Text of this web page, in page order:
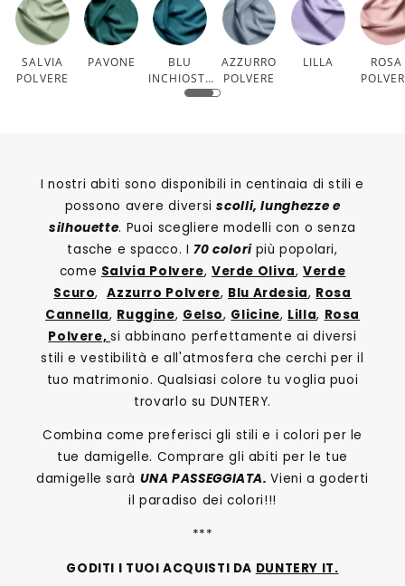
SALVIA
POLVERE
PAVONE
BLU
INCHIOSTR
O
AZZURRO
POLVERE
LILLA
ROSA
I nostri abiti sono disponibili in centinaia di stili e
possono avere diversiscolli, lunghezze e
silhouette. Puoi scegliere modelli con o senza
tasche e spacco. I70 colori più popolari,
come Salvia Polvere, Verde Oliva,Verde
Scuro,Azzurro Polvere, Blu Ardesia, Rosa
Cannella, Ruggine, Gelso, Glicine, Lilla, Rosa
Polvere, si abbinano perfettamente ai diversi
stili e vestibilità e all'atmosfera che cerchi per il
tuo matrimonio. Qualsiasi colore tu voglia puoi
trovarlo su DUNTERY.
Combina come preferisci gli stili e i colori per le
tue damigelle. Comprare gli abiti per le tue
damigelle sarà UNA PASSEGGIATA.Vieni a goderti
il paradiso dei colori!!!
***
GODITI I TUOI ACQUISTI DA DUNTERY IT.